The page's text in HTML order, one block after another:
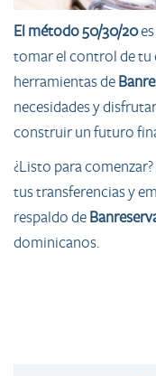
El método 50/30/20
tomar el control de tu
herramientas de
necesidades y
construir un futuro
¿Listo para
tus transferencias y
respaldo de
dominicanos.